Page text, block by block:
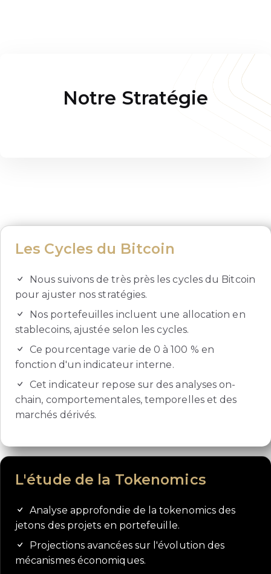
Notre Stratégie
Les Cycles du Bitcoin
Nous suivons de très près les cycles du Bitcoin
pour ajuster nos stratégies.
Nos portefeuilles incluent une allocation en
stablecoins, ajustée selon les cycles.
Ce pourcentage varie de 0 à 100 % en
fonction d'un indicateur interne.
Cet indicateur repose sur des analyses on-
chain, comportementales, temporelles et des
marchés dérivés.
L'étude de la Tokenomics
Analyse approfondie de la tokenomics des
jetons des projets en portefeuille.
Projections avancées sur l'évolution des
mécanismes économiques.